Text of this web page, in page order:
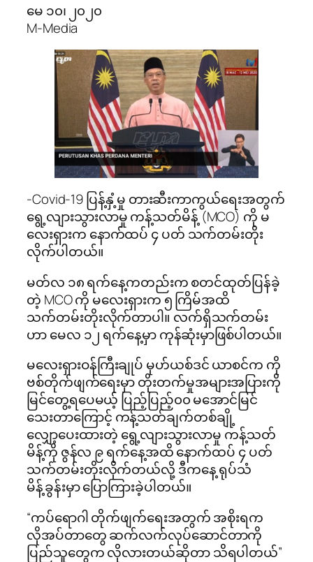
မေ ၁၀၊ ၂၀၂၀
M-Media
-Covid-19 ပြန့်နှံ့မှု တားဆီးကာကွယ်ရေးအတွက်
ရွေ့လျားသွားလာမှု ကန့်သတ်မိန့် (MCO) ကို မ
လေးရှားက နောက်ထပ် ၄ ပတ် သက်တမ်းတိုး
လိုက်ပါတယ်။
မတ်လ ၁၈ ရက်နေ့ကတည်းက စတင်ထုတ်ပြန်ခဲ့
တဲ့ MCO ကို မလေးရှားက ၅ ကြိမ်အထိ
သက်တမ်းတိုးလိုက်တာပါ။ လက်ရှိသက်တမ်း
ဟာ မေလ ၁၂ ရက်နေ့မှာ ကုန်ဆုံးမှာဖြစ်ပါတယ်။
မလေးရှားဝန်ကြီးချုပ် မုဟ်ယစ်ဒင် ယာစင်က ကို
ဗစ်တိုက်ဖျက်ရေးမှာ တိုးတက်မှုအများအပြားကို
မြင်တွေ့ရပေမယ့် ပြည့်ပြည့်၀၀ မအောင်မြင်
သေးတာကြောင့် ​ကန့်သတ်ချက်တစ်ချို့
လျှော့ပေးထားတဲ့ ရွေ့လျားသွားလာမှု ကန့်သတ်
မိန့်ကို ဇွန်လ ၉ ရက်နေ့အထိ နောက်ထပ် ၄ ပတ်
သက်တမ်းတိုးလိုက်တယ်လို့ ဒီကနေ့ ရုပ်သံ
မိန့်ခွန်းမှာ ပြောကြားခဲ့ပါတယ်။
“ကပ်ရောဂါ တိုက်ဖျက်ရေးအတွက် အစိုးရက
လိုအပ်တာတွေ ဆက်လက်လုပ်ဆောင်တာကို
ပြည်သူတွေက လိုလားတယ်ဆိုတာ သိရပါတယ်”